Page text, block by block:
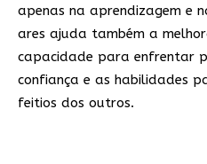
apenas na aprendizagem e
ares ajuda também a
capacidade para enfrentar
confiança e as habilidades
feitios dos outros.